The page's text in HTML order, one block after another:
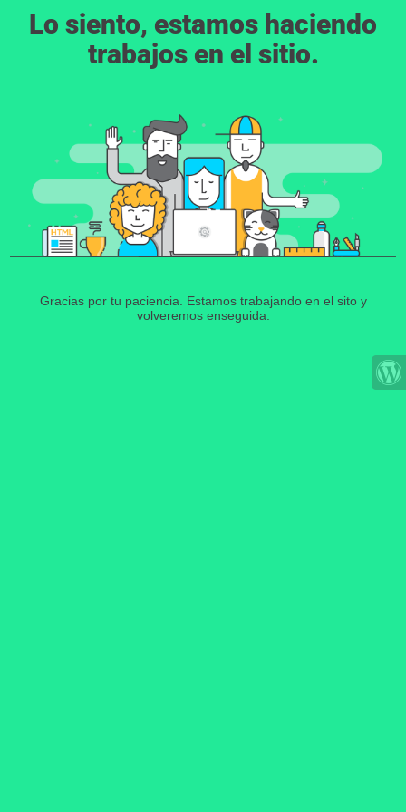
Lo siento, estamos haciendo
trabajos en el sitio.
Gracias por tu paciencia. Estamos trabajando en el sito y
volveremos enseguida.